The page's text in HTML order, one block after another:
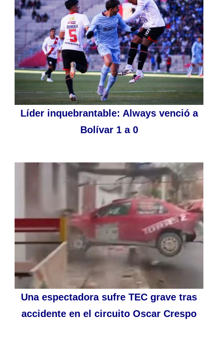
Líder inquebrantable: Always venció a
Bolívar 1 a 0
Una espectadora sufre TEC grave tras
accidente en el circuito Oscar Crespo